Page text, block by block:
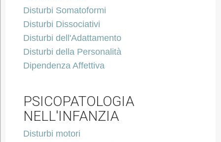
Disturbi Somatoformi
Disturbi Dissociativi
Disturbi dell'Adattamento
Disturbi della Personalità
Dipendenza Affettiva
PSICOPATOLOGIA
NELL'INFANZIA
Disturbi motori